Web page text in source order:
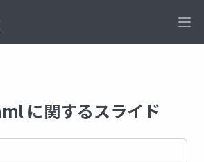
に関するスライド